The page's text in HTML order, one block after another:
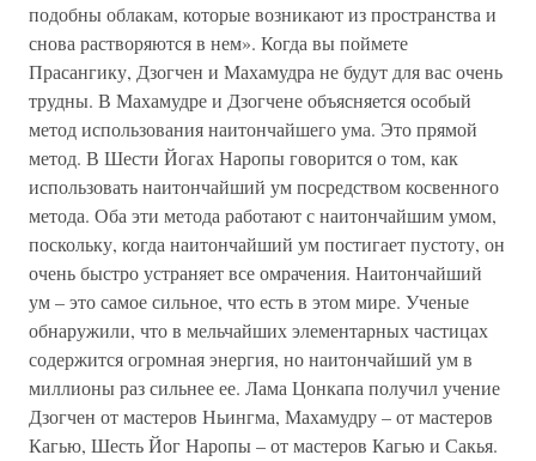
подобны облакам, которые возникают из пространства и
снова растворяются в нем». Когда вы поймете
Прасангику, Дзогчен и Махамудра не будут для вас очень
трудны. В Махамудре и Дзогчене объясняется особый
метод использования наитончайшего ума. Это прямой
метод. В Шести Йогах Наропы говорится о том, как
использовать наитончайший ум посредством косвенного
метода. Оба эти метода работают с наитончайшим умом,
поскольку, когда наитончайший ум постигает пустоту, он
очень быстро устраняет все омрачения. Наитончайший
ум – это самое сильное, что есть в этом мире. Ученые
обнаружили, что в мельчайших элементарных частицах
содержится огромная энергия, но наитончайший ум в
миллионы раз сильнее ее. Лама Цонкапа получил учение
Дзогчен от мастеров Ньингма, Махамудру – от мастеров
Кагью, Шесть Йог Наропы – от мастеров Кагью и Сакья.